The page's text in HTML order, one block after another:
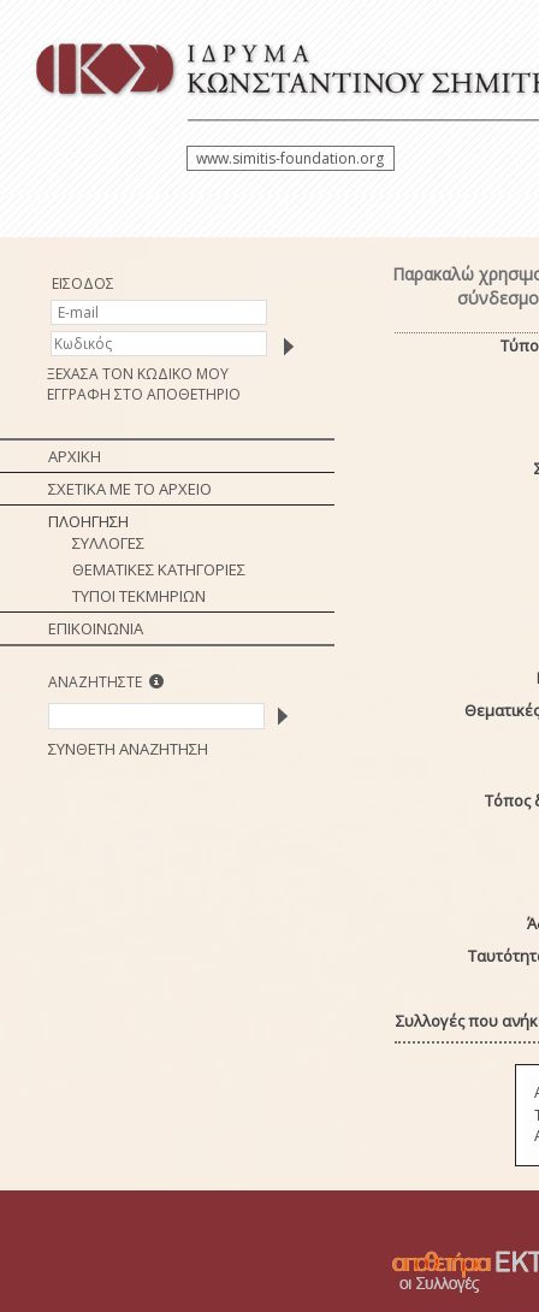
www.simitis-foundation.org
ΕΙΣΟΔΟΣ
ΞΕΧΑΣΑ ΤΟΝ ΚΩΔΙΚΟ ΜΟΥ
ΕΓΓΡΑΦΗ ΣΤΟ ΑΠΟΘΕΤΗΡΙΟ
ΑΡΧΙΚΗ
ΣΧΕΤΙΚΑ ΜΕ ΤΟ ΑΡΧΕΙΟ
ΠΛΟΗΓΗΣΗ
ΣΥΛΛΟΓΕΣ
ΘΕΜΑΤΙΚΕΣ ΚΑΤΗΓΟΡΙΕΣ
ΤΥΠΟΙ ΤΕΚΜΗΡΙΩΝ
ΕΠΙΚΟΙΝΩΝΙΑ
ΑΝΑΖΗΤΗΣΤΕ
ΣΥΝΘΕΤΗ ΑΝΑΖΗΤΗΣΗ
Παρακαλώ
Τόπος
Συλλογές που